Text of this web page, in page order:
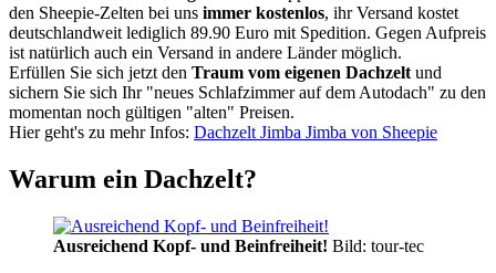
den Sheepie-Zelten bei uns immer kostenlos, ihr Versand kostet
deutschlandweit lediglich 89.90 Euro mit Spedition. Gegen Aufpreis
ist natürlich auch ein Versand in andere Länder möglich.
Erfüllen Sie sich jetzt den Traum vom eigenen Dachzelt und
sichern Sie sich Ihr "neues Schlafzimmer auf dem Autodach" zu den
momentan noch gültigen "alten" Preisen.
Hier geht's zu mehr Infos: Dachzelt Jimba Jimba von Sheepie
Warum ein Dachzelt?
Ausreichend Kopf- und Beinfreiheit! Bild: tour-tec